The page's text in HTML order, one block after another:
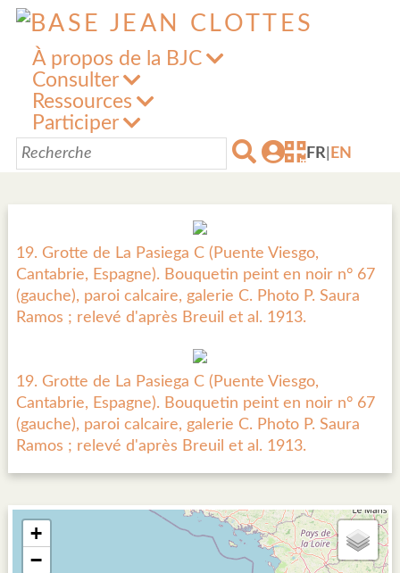
À propos de la BJC
Consulter
Ressources
Participer
FR EN
19. Grotte de La Pasiega C (Puente Viesgo,
Cantabrie, Espagne). Bouquetin peint en noir n° 67
(gauche), paroi calcaire, galerie C. Photo P. Saura
Ramos ; relevé d'après Breuil et al. 1913.
19. Grotte de La Pasiega C (Puente Viesgo,
Cantabrie, Espagne). Bouquetin peint en noir n° 67
(gauche), paroi calcaire, galerie C. Photo P. Saura
Ramos ; relevé d'après Breuil et al. 1913.
+
−